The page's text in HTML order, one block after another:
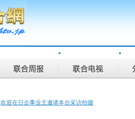
欢迎在日企事业主邀请本台采访拍摄